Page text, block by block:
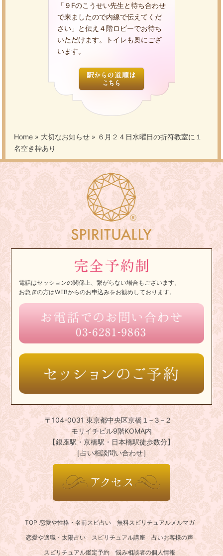
「９Fのこうせい先生と待ち合わせ
で来ましたので内線で伝えてくだ
さい」と伝え４階ロビーでお待ち
いただけます。トイレも奥にござ
います。
Home » 大切なお知らせ » ６月２４日水曜日の折符教室に１
名空き枠あり
電話はセッションの関係上、繋がらない場合もございます。
お急ぎの方はWEBからのお申込みをお勧めしております。
〒104-0031 東京都中央区京橋１−３−２
モリイチビル9階KOMA内
【銀座駅・京橋駅・日本橋駅徒歩数分】
［占い相談問い合わせ］
TOP 恋愛や性格・名前スピ占い
無料スピリチュアルメルマガ
恋愛や適職・太陽占い
スピリチュアル講座
占いお客様の声
スピリチュアル鑑定予約
悩み相談者の個人情報